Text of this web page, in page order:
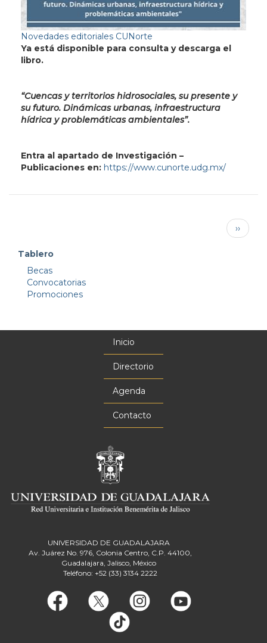
Novedades editoriales CUNorte
Ya está disponible para consulta y descarga el
libro.
“Cuencas y territorios hidrosociales, su presente y
su futuro. Dinámicas urbanas, infraestructura
hídrica y problemáticas ambientales”.
Entra al apartado de Investigación –
Publicaciones en: https://www.cunorte.udg.mx/
página
››
Tablero
Becas
Convocatorias
Promociones
Inicio
Directorio
Agenda
Contacto
UNIVERSIDAD DE GUADALAJARA
Av. Juárez No. 976, Colonia Centro, C.P. 44100,
Guadalajara, Jalisco, México
Teléfono: +52 (33) 3134 2222